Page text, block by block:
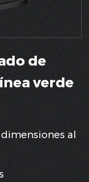
de
verde
al